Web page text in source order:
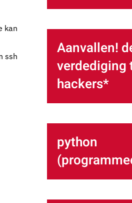
kan
ssh
Aanvallen!
verdediging
hackers*
python